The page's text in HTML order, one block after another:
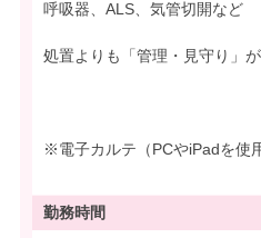
呼吸器、ALS、気管切開など
処置よりも「管理・見守り」
※電子カルテ（PCやiPadを使
勤務時間